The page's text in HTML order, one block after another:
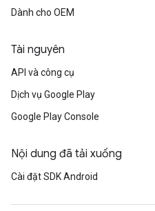
Dành cho OEM
Tài nguyên
API và công cụ
Dịch vụ Google Play
Google Play Console
Nội dung đã tải xuống
Cài đặt SDK Android